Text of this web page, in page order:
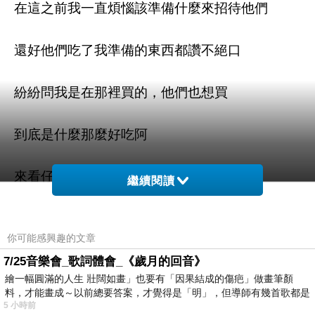
在這之前我一直煩惱該準備什麼來招待他們
還好他們吃了我準備的東西都讚不絕口
紛紛問我是在那裡買的，他們也想買
到底是什麼那麼好吃阿
來看仔細囉，就是這個啦
這款在網路上可是大家瘋狂搶購的產品
我是在
繼續閱讀
你可能感興趣的文章
7/25音樂會_歌詞體會_《歲月的回音》
繪一幅圓滿的人生 壯闊如畫」也要有「因果結成的傷疤」做畫筆顏
料，才能畫成～以前總要答案，才覺得是「明」，但導師有幾首歌都是
在教
5 小時前